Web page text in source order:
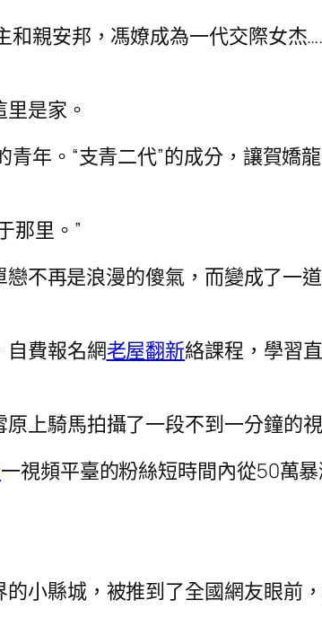
親安邦，馮嫽成為一代交際女杰
是家。
年。“支青二代”的成分，讓賀嬌
那里。”
不再是浪漫的傻氣，而變成了一
自費報名網老屋翻新絡課程，學習
上騎馬拍攝了一段不到一分鐘的視
一視頻平臺的粉絲短時間內從50萬暴
的小縣城，被推到了全國網友眼前